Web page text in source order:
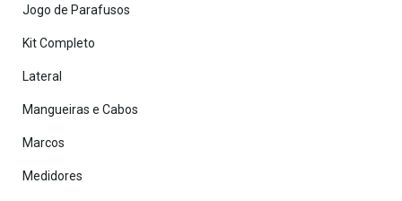
Jogo de Parafusos
Kit Completo
Lateral
Mangueiras e Cabos
Marcos
Medidores